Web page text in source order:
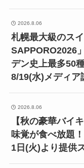
2026.8.06
札幌最大級のス
SAPPORO2026
デン史上最多50
8/19(水)メディア
2026.8.06
【秋の豪華バイ
味覚が食べ放題
1日(火)より提供